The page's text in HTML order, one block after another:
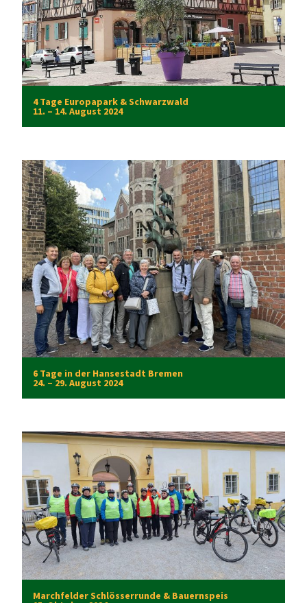
4 Tage Europapark & Schwarzwald
11. – 14. August 2024
6 Tage in der Hansestadt Bremen
24. – 29. August 2024
Marchfelder Schlösserrunde & Bauernspeis